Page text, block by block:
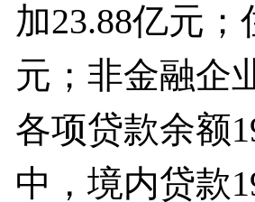
加23.88亿元
元；非金融企
各项贷款余额
中，境内贷款